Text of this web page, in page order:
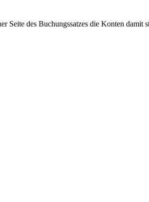
des Buchungssatzes die Konten damit